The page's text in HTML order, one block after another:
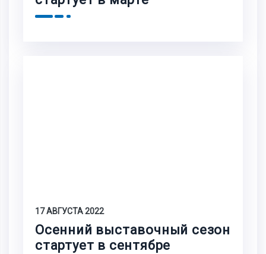
17 АВГУСТА 2022
Осенний выставочный сезон
стартует в сентябре